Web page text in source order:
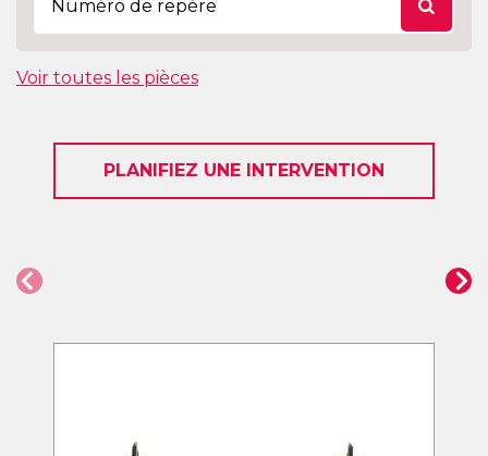
Voir toutes les pièces
PLANIFIEZ UNE INTERVENTION